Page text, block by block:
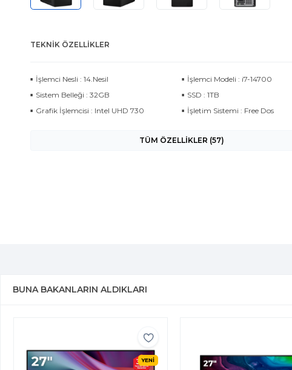
TEKNIK ÖZELLIKLER
İşlemci Nesli : 14.Nesil
İşlemci Modeli : i7-14700
Sistem Belleği : 32GB
SSD : 1TB
Grafik İşlemcisi : Intel UHD 730
İşletim Sistemi : Free Dos
TÜM ÖZELLİKLER (57)
BUNA BAKANLARIN ALDIKLARI
YENİ